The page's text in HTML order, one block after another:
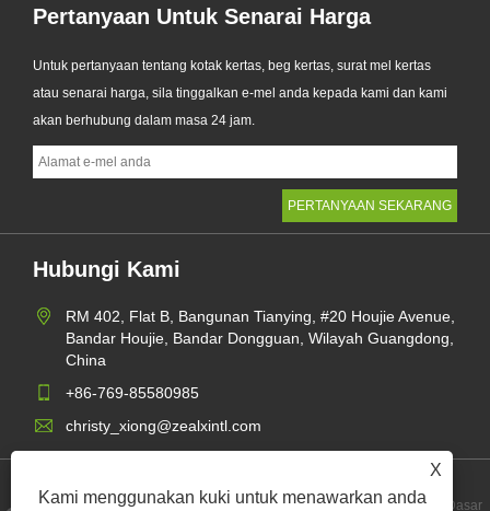
X
Kami menggunakan kuki untuk menawarkan anda
Pertanyaan Untuk Senarai Harga
Untuk pertanyaan tentang kotak kertas, beg kertas, surat mel kertas
atau senarai harga, sila tinggalkan e-mel anda kepada kami dan kami
akan berhubung dalam masa 24 jam.
Hubungi Kami
RM 402, Flat B, Bangunan Tianying, #20 Houjie Avenue,
Bandar Houjie, Bandar Dongguan, Wilayah Guangdong,
China
+86-769-85580985
christy_xiong@zealxintl.com
Dasar